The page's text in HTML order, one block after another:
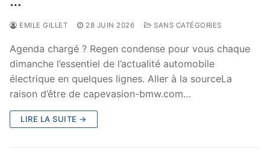
EMILE GILLET 28 JUIN 2026 SANS CATÉGORIES
Agenda chargé ? Regen condense pour vous chaque
dimanche l’essentiel de l’actualité automobile
électrique en quelques lignes. Aller à la sourceLa
raison d’être de capevasion-bmw.com…
LIRE LA SUITE →